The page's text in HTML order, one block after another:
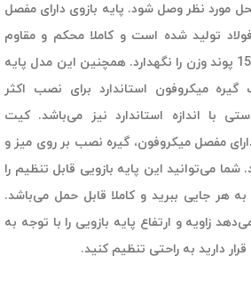
مورد نظر وصل شود. پایه بازوی دارای مفصل
تولید شده است و کاملا محکم و مقاوم
می‌باشد. حتی می‌تواند تا 150 پوند وزن را نگهدارد. همچنین این مدل پایه
گیره میکروفون استاندارد برای نصب اکثر
با اندازه استاندارد نیز می‌باشد. کیت
مفصل میکروفون، گیره نصب بر روی میز و
می‌توانید این پایه بازویی قابل تنظیم را
به هر جایی ببرید و کاملا قابل حمل می‌باشد.
زاویه و ارتفاع پایه بازویی را با توجه به
دارید به راحتی تنظیم کنید.